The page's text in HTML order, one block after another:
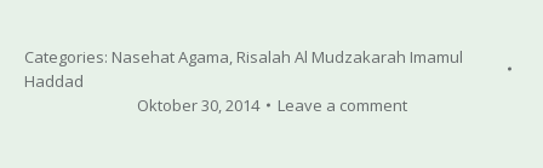
Categories: Nasehat Agama, Risalah Al Mudzakarah Imamul
Haddad
Oktober 30, 2014
Leave a comment